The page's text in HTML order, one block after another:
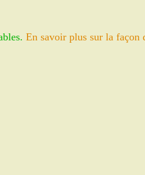
En savoir plus sur la façon